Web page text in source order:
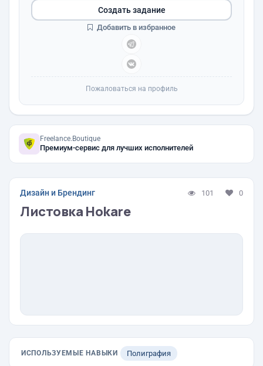
Создать задание
Добавить в избранное
Пожаловаться на профиль
Freelance.Boutique
Премиум-сервис для лучших исполнителей
Дизайн и Брендинг 101 0
Листовка Hokare
ИСПОЛЬЗУЕМЫЕ НАВЫКИ Полиграфия